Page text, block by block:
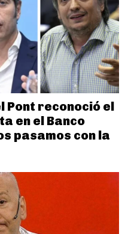
Pont reconoció el
en el Banco
pasamos con la